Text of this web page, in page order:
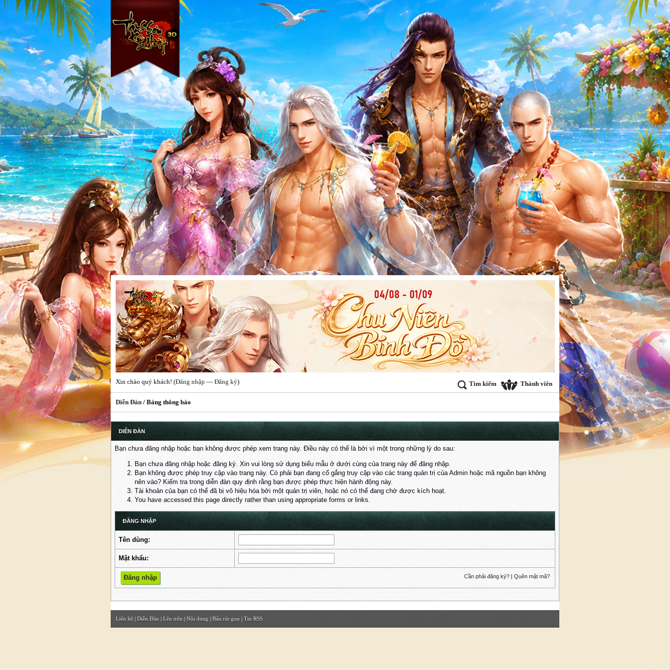
Tìm kiếm Thành viên
Xin chào quý khách! (Đăng nhập — Đăng ký)
Diễn Đàn / Bảng thông báo
DIỄN ĐÀN
Bạn chưa đăng nhập hoặc bạn không được phép xem trang này. Điều này có thể là bởi vì một trong những lý do sau:
Bạn chưa đăng nhập hoặc đăng ký. Xin vui lòng sử dụng biểu mẫu ở dưới cùng của trang này để đăng nhập.
Bạn không được phép truy cập vào trang này. Có phải bạn đang cố gắng truy cập vào các trang quản trị của Admin hoặc mã nguồn bạn không
nên vào? Kiểm tra trong diễn đàn quy định rằng bạn được phép thực hiện hành động này.
Tài khoản của bạn có thể đã bị vô hiệu hóa bởi một quản trị viên, hoặc nó có thể đang chờ được kích hoạt.
You have accessed this page directly rather than using appropriate forms or links.
ĐĂNG NHẬP
Tên dùng:
Mật khẩu:
Cần phải đăng ký? | Quên mật mã?
Liên hệ | Diễn Đàn | Lên trên | Nội dung | Bản rút gọn | Tin RSS